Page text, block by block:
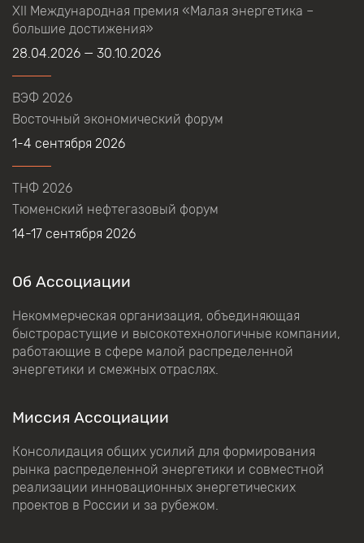
XII Международная премия «Малая энергетика –
большие достижения»
28.04.2026 — 30.10.2026
ВЭФ 2026
Восточный экономический форум
1-4 сентября 2026
ТНФ 2026
Тюменский нефтегазовый форум
14-17 сентября 2026
Об Ассоциации
Некоммерческая организация, объединяющая
быстрорастущие и высокотехнологичные компании,
работающие в сфере малой распределенной
энергетики и смежных отраслях.
Миссия Ассоциации
Консолидация общих усилий для формирования
рынка распределенной энергетики и совместной
реализации инновационных энергетических
проектов в России и за рубежом.